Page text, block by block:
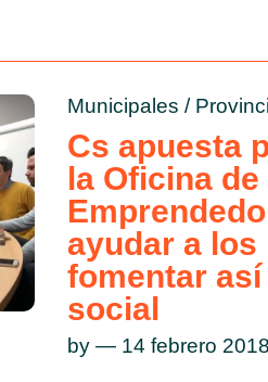
Municipales /
Cs apuesta
la Oficina de
ayudar a
fomentar
social
by — 14 febrero